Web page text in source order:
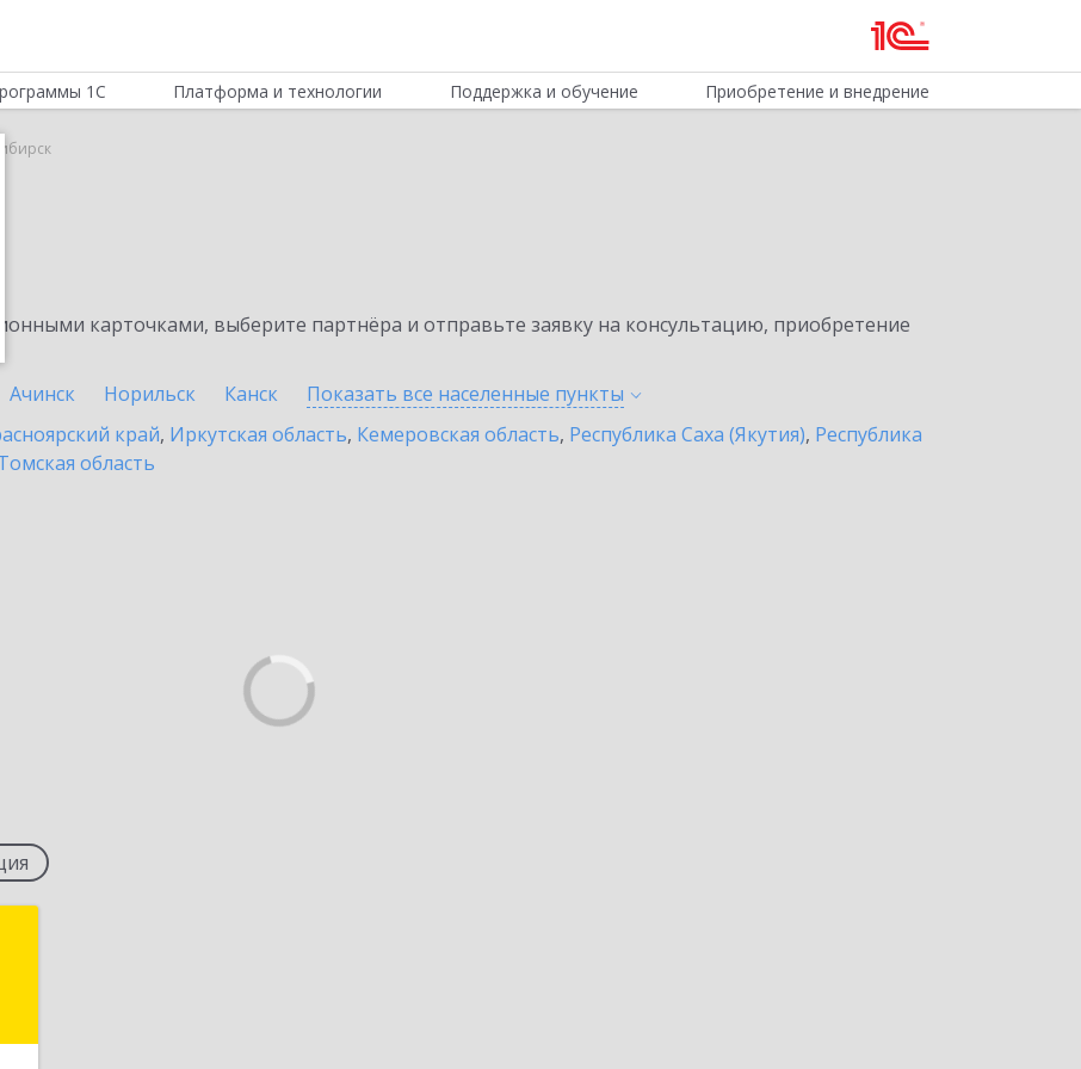
1С Платформа и технологии Поддержка и обучение Приобретение и внедрение
карточками, выберите партнёра и отправьте заявку на консультацию, приобретение
Ачинск Норильск Канск Показать все населенные пункты
край, Иркутская область, Кемеровская область, Республика Саха (Якутия), Республика
область